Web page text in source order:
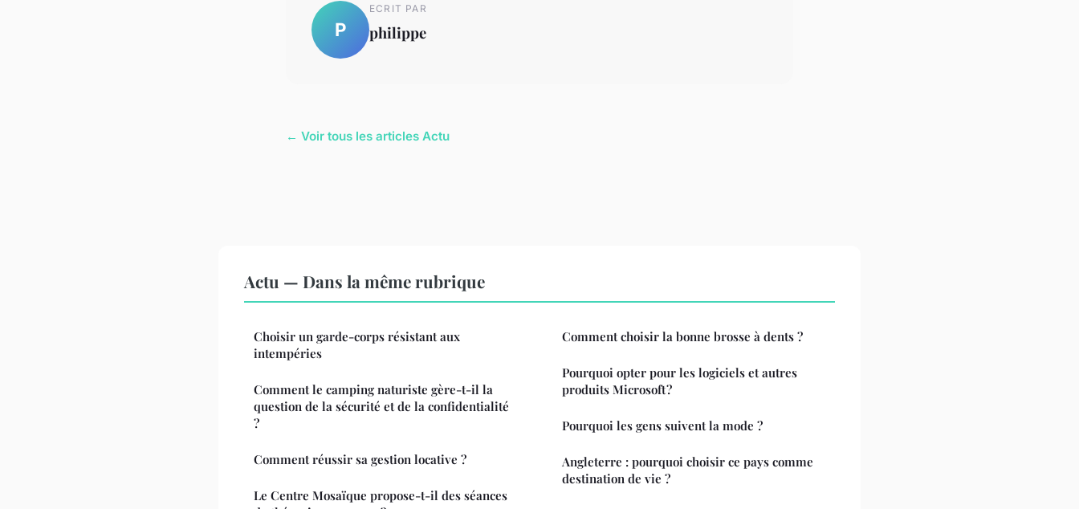
P
ECRIT PAR
philippe
← Voir tous les articles Actu
Actu — Dans la même rubrique
Choisir un garde-corps résistant aux
intempéries
Comment le camping naturiste gère-t-il la
question de la sécurité et de la confidentialité
?
Comment réussir sa gestion locative ?
Le Centre Mosaïque propose-t-il des séances
Comment choisir la bonne brosse à dents ?
Pourquoi opter pour les logiciels et autres
produits Microsoft ?
Pourquoi les gens suivent la mode ?
Angleterre : pourquoi choisir ce pays comme
destination de vie ?